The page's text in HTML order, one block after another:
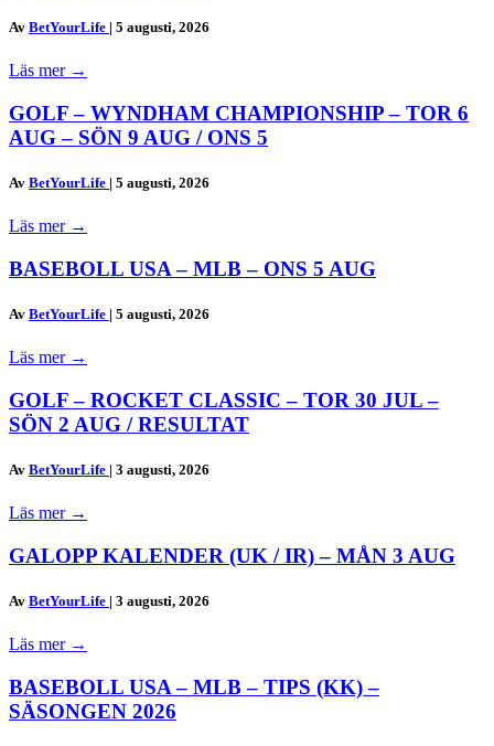
Av BetYourLife | 5 augusti, 2026
Läs mer →
GOLF – WYNDHAM CHAMPIONSHIP – TOR 6
AUG – SÖN 9 AUG / ONS 5
Av BetYourLife | 5 augusti, 2026
Läs mer →
BASEBOLL USA – MLB – ONS 5 AUG
Av BetYourLife | 5 augusti, 2026
Läs mer →
GOLF – ROCKET CLASSIC – TOR 30 JUL –
SÖN 2 AUG / RESULTAT
Av BetYourLife | 3 augusti, 2026
Läs mer →
GALOPP KALENDER (UK / IR) – MÅN 3 AUG
Av BetYourLife | 3 augusti, 2026
Läs mer →
BASEBOLL USA – MLB – TIPS (KK) –
SÄSONGEN 2026